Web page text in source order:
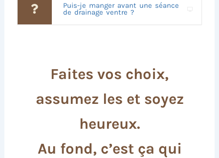
Puis-je manger avant une séance
de drainage ventre ?
Faites vos choix,
assumez les et soyez
heureux.
Au fond, c’est ça qui